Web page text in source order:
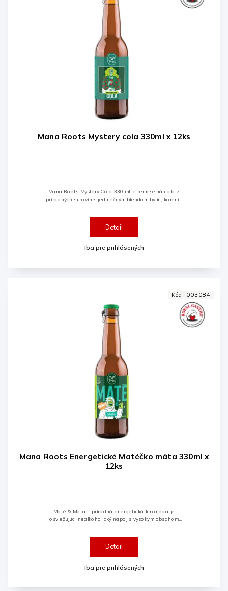
Mana Roots Mystery cola 330ml x 12ks
Iba pre prihlásených
Detail
Mana Roots Mystery Cola 330 ml je remeselná cola z
prírodných surovín s jedinečným blendom bylín, korenín
Mana Roots Energetické Matéčko mäta 330ml x
12ks
Iba pre prihlásených
Detail
Maté & Mäta – prírodná energetická limonáda je
osviežujúci nealkoholický nápoj s vysokým obsahom
Kód: 003084